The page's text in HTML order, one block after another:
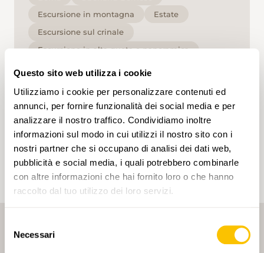
Questo sito web utilizza i cookie
Utilizziamo i cookie per personalizzare contenuti ed
annunci, per fornire funzionalità dei social media e per
analizzare il nostro traffico. Condividiamo inoltre
informazioni sul modo in cui utilizzi il nostro sito con i
nostri partner che si occupano di analisi dei dati web,
pubblicità e social media, i quali potrebbero combinarle
con altre informazioni che hai fornito loro o che hanno
raccolto dal tuo utilizzo dei loro servizi.
delNecessari
Escursione in montagna
Estate
Escursione sul crinale
Escursione in alta quota e panoramica
Cliccando su un tag, puoi aggiungerlo al tuo
ai tuoi interessi. I tag possono essere salvati solo in
un account.